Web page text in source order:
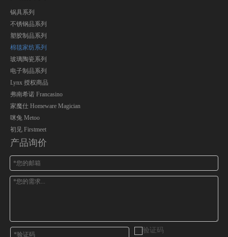
锅具系列
不锈钢品系列
塑胶制品系列
棉毯家纺系列
玻璃陶瓷系列
电子制品系列
Lynx 授权商品
弗南希诺 Francasino
家魔仕 Homeware Magician
咪兔 Metoo
初见 Firstmeet
产品询价